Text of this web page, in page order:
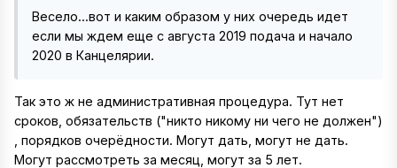
Весело...вот и каким образом у них очередь идет
если мы ждем еще с августа 2019 подача и начало
2020 в Канцелярии.
Так это ж не административная процедура. Тут нет
сроков, обязательств ("никто никому ни чего не должен")
, порядков очерёдности. Могут дать, могут не дать.
Могут рассмотреть за месяц, могут за 5 лет.